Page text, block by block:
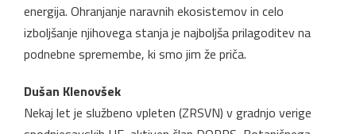
energija. Ohranjanje naravnih ekosistemov in celo
izboljšanje njihovega stanja je najboljša prilagoditev na
podnebne spremembe, ki smo jim že priča.
Dušan Klenovšek
Nekaj let je službeno vpleten (ZRSVN) v gradnjo verige